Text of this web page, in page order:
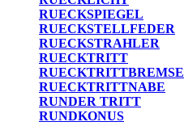
RUECKSPIEGEL
RUECKSTELLFEDER
RUECKSTRAHLER
RUECKTRITT
RUECKTRITTBREMSE
RUECKTRITTNABE
RUNDER TRITT
RUNDKONUS